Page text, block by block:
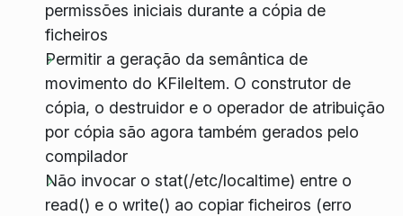
permissões iniciais durante a cópia de
ficheiros
Permitir a geração da semântica de
movimento do KFileItem. O construtor de
cópia, o destruidor e o operador de atribuição
por cópia são agora também gerados pelo
compilador
Não invocar o stat(/etc/localtime) entre o
read() e o write() ao copiar ficheiros (erro